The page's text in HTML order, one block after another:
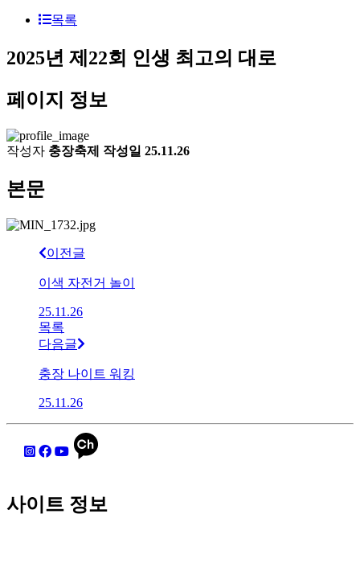
목록
2025년 제22회 인생 최고의 대로
페이지 정보
작성자 충장축제 작성일 25.11.26
본문
이전글
이색 자전거 놀이
25.11.26
목록
다음글
충장 나이트 워킹
25.11.26
사이트 정보